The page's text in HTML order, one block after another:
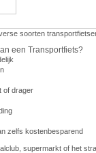
soorten
een Transportfiets?
of drager
zelfs kostenbesparend
supermarkt of het